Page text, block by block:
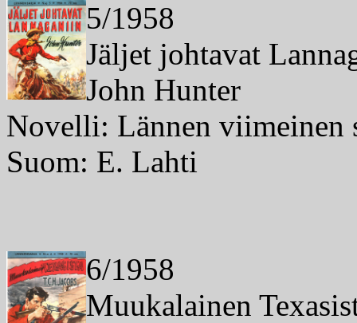
5/1958
Jäljet johtavat
John Hunter
Novelli: Lännen viimeinen
Suom: E. Lahti
6/1958
Muukalainen